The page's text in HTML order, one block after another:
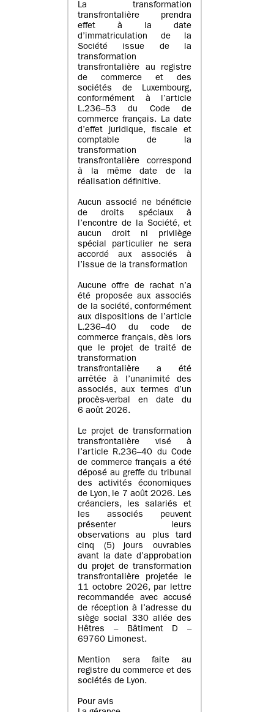
La transformation
transfrontalière prendra
effet à la date
d’immatriculation de la
Société issue de la
transformation
transfrontalière au registre
de commerce et des
sociétés de Luxembourg,
conformément à l’article
L.236–53 du Code de
commerce français. La date
d’effet juridique, fiscale et
comptable de la
transformation
transfrontalière correspond
à la même date de la
réalisation définitive.
Aucun associé ne bénéficie
de droits spéciaux à
l’encontre de la Société, et
aucun droit ni privilège
spécial particulier ne sera
accordé aux associés à
l’issue de la transformation
Aucune offre de rachat n’a
été proposée aux associés
de la société, conformément
aux dispositions de l’article
L.236–40 du code de
commerce français, dès lors
que le projet de traité de
transformation
transfrontalière a été
arrêtée à l’unanimité des
associés, aux termes d’un
procès-verbal en date du
6 août 2026.
Le projet de transformation
transfrontalière visé à
l’article R.236–40 du Code
de commerce français a été
déposé au greffe du tribunal
des activités économiques
de Lyon, le 7 août 2026. Les
créanciers, les salariés et
les associés peuvent
présenter leurs
observations au plus tard
cinq (5) jours ouvrables
avant la date d’approbation
du projet de transformation
transfrontalière projetée le
11 octobre 2026, par lettre
recommandée avec accusé
de réception à l’adresse du
siège social 330 allée des
Hêtres – Bâtiment D –
69760 Limonest.
Mention sera faite au
registre du commerce et des
sociétés de Lyon.
Pour avis